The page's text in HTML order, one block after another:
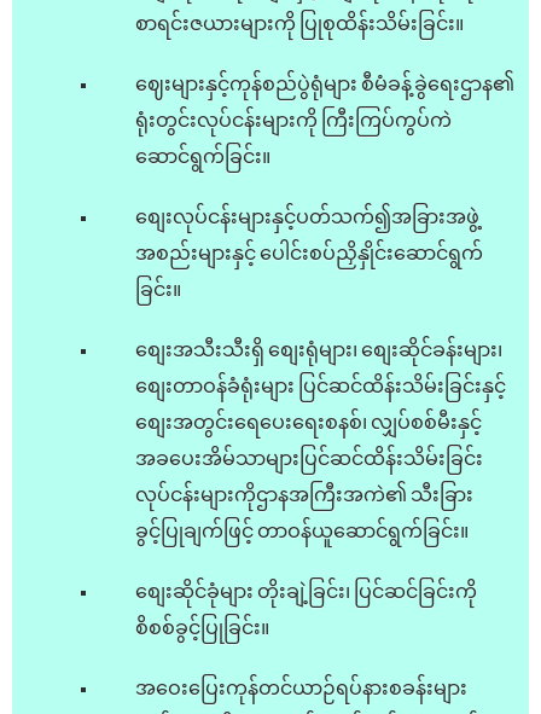
စာရင်းဇယားများကို ပြုစုထိန်းသိမ်းခြင်း။
ဈေးများနှင့်ကုန်စည်ပွဲရုံများ စီမံခန့်ခွဲရေးဌာန၏
ရုံးတွင်းလုပ်ငန်းများကို ကြီးကြပ်ကွပ်ကဲ‌
ဆောင်ရွက်ခြင်း။
စျေးလုပ်ငန်းများနှင့်ပတ်သက်၍အခြားအဖွဲ့
အစည်းများနှင့် ပေါင်းစပ်ညှိနှိုင်းဆောင်ရွက်
ခြင်း။
စျေးအသီးသီးရှိ စျေးရုံများ၊ စျေးဆိုင်ခန်းများ၊
စျေးတာဝန်ခံရုံးများ ပြင်ဆင်ထိန်းသိမ်းခြင်းနှင့်
စျေးအတွင်းရေပေးရေးစနစ်၊ လျှပ်စစ်မီးနှင့်
အခပေးအိမ်သာများပြင်ဆင်ထိန်းသိမ်းခြင်း
လုပ်ငန်းများကိုဌာနအကြီးအကဲ၏ သီးခြား
ခွင့်ပြုချက်ဖြင့် တာဝန်ယူဆောင်ရွက်ခြင်း။
စျေးဆိုင်ခုံများ တိုးချဲ့ခြင်း၊ ပြင်ဆင်ခြင်းကို
စိစစ်ခွင့်ပြုခြင်း။
အဝေးပြေးကုန်တင်ယာဉ်ရပ်နားစခန်းများ